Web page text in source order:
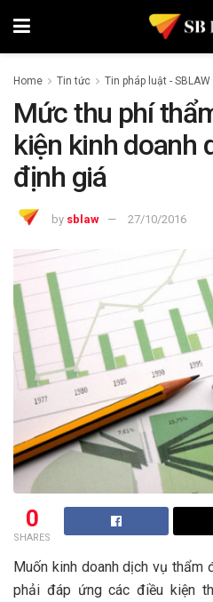
Home Tin tức Tin pháp luật - SBLAW
Mức thu phí
kiện kinh doanh
định giá
by sblaw 27/10/2016
0
SHARES
Muốn kinh doanh dịch vụ thẩm
phải đáp ứng các điều kiện